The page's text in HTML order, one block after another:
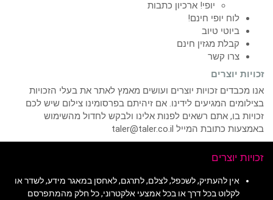
יופי! ארכיון כתבות
לוח יופי חינם!
ביוטי טיוב
קבלת מגזין חינם
צרו קשר
זכויות יוצרים
אנו מכבדים זכויות יוצרים ועושים מאמץ לאתר את בעלי הזכויות
בצילומים המגיעים לידינו. אם זיהיתם בפרסומינו צילום שיש לכם
זכויות בו, אתם רשאים לפנות אלינו ולבקש לחדול מהשימוש
באמצעות כתובת המייל taler@taler.co.il
זכויות יוצרים
אין להעתיק, לשכפל, לצלם, לתרגם, לאחסן במאגר מידע, לשדר או
לקלוט בכל דרך או בכל אמצעי אלקטרוני, כל חלק מהמתפרסם